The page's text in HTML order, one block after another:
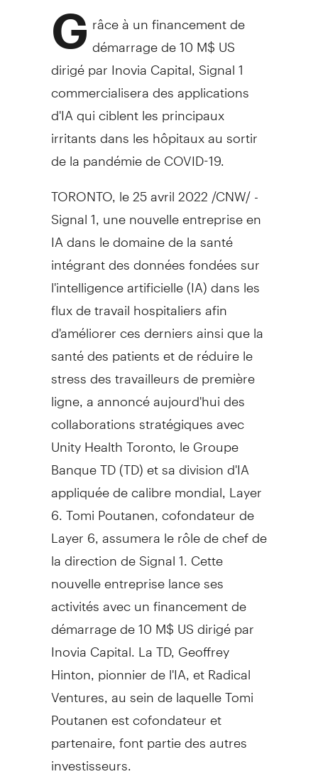
G râce à un financement de
démarrage de 10 M$ US
dirigé par Inovia Capital, Signal 1
commercialisera des applications
d'IA qui ciblent les principaux
irritants dans les hôpitaux au sortir
de la pandémie de COVID-19.
TORONTO, le 25 avril 2022 /CNW/ -
Signal 1, une nouvelle entreprise en
IA dans le domaine de la santé
intégrant des données fondées sur
l'intelligence artificielle (IA) dans les
flux de travail hospitaliers afin
d'améliorer ces derniers ainsi que la
santé des patients et de réduire le
stress des travailleurs de première
ligne, a annoncé aujourd'hui des
collaborations stratégiques avec
Unity Health Toronto, le Groupe
Banque TD (TD) et sa division d'IA
appliquée de calibre mondial, Layer
6. Tomi Poutanen, cofondateur de
Layer 6, assumera le rôle de chef de
la direction de Signal 1. Cette
nouvelle entreprise lance ses
activités avec un financement de
démarrage de 10 M$ US dirigé par
Inovia Capital. La TD, Geoffrey
Hinton, pionnier de l'IA, et Radical
Ventures, au sein de laquelle Tomi
Poutanen est cofondateur et
partenaire, font partie des autres
investisseurs.